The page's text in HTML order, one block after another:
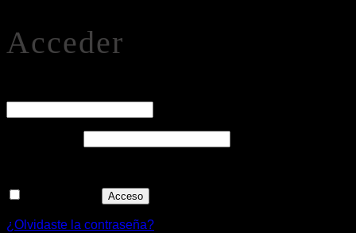
Acceder
Acceso
¿Olvidaste la contraseña?